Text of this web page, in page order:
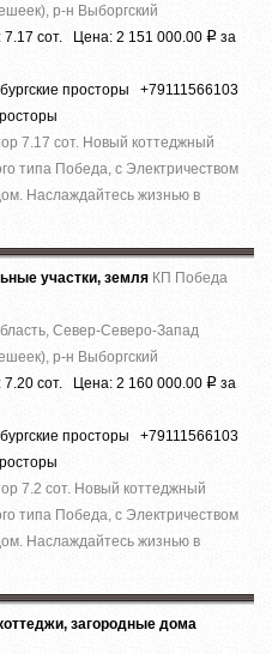
р-н Выборгский
сот. Цена: 2 151 000.00 Р за
просторы +79111566103
7.17 сот. Новый коттеджный
типа Победа, с Электричеством
Наслаждайтесь жизнью в
участки, земля КП Победа
Север-Северо-Запад
р-н Выборгский
сот. Цена: 2 160 000.00 Р за
просторы +79111566103
7.2 сот. Новый коттеджный
типа Победа, с Электричеством
Наслаждайтесь жизнью в
загородные дома